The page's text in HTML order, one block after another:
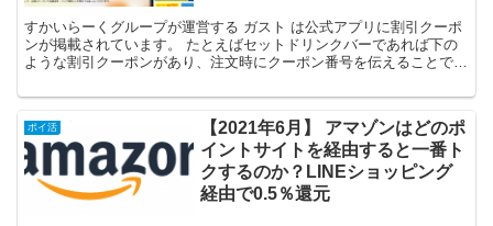
すかいらーくグループが運営する ガスト は公式アプリに割引クーポ
ンが掲載されています。 たとえばセットドリンクバーであれば下の
ような割引クーポンがあり、注文時にクーポン番号を伝えることで割
ポイ活
【2021年6月】 アマゾンはどのポ
イントサイトを経由すると一番ト
クするのか？LINEショッピング
経由で0.5％還元